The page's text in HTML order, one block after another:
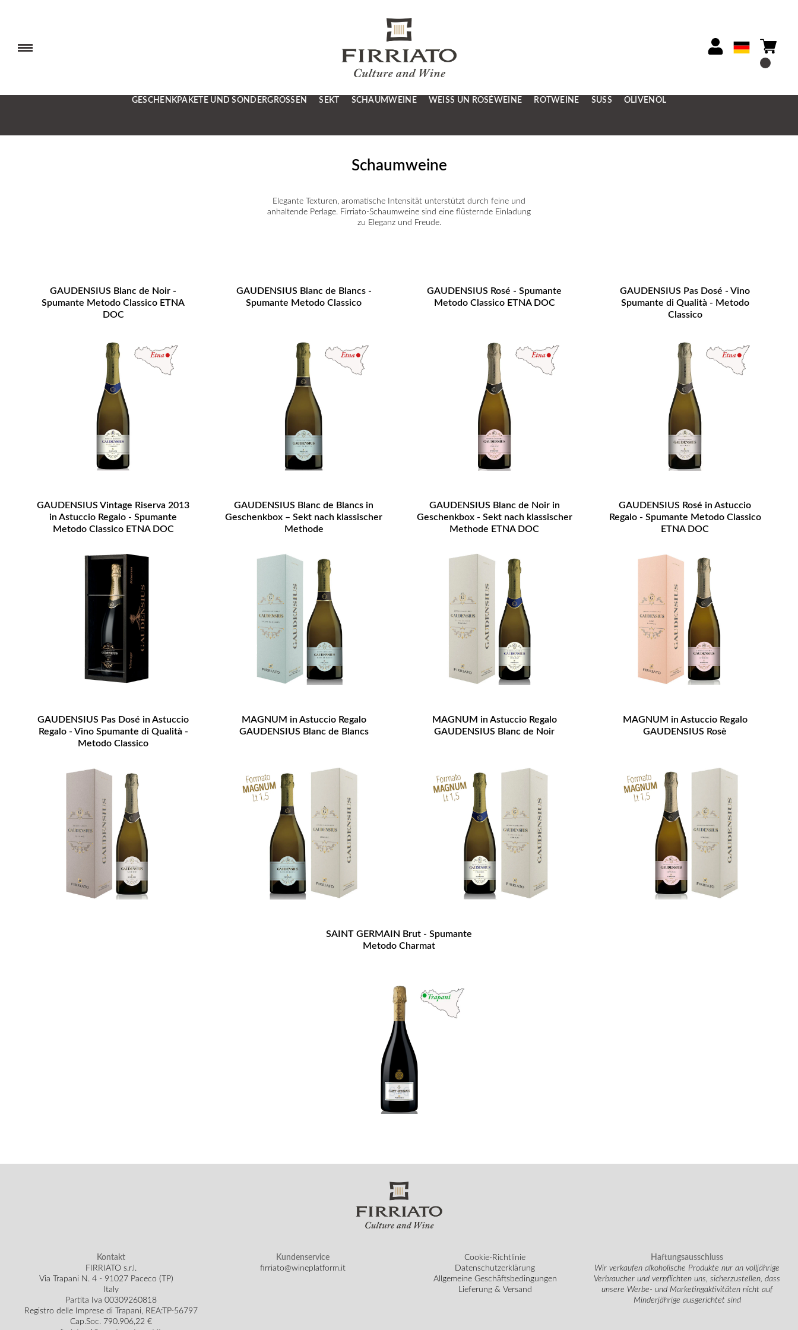
GESCHENKPAKETE UND SONDERGRÖSSEN SEKT SCHAUMWEINE WEISS UN ROSÉWEINE ROTWEINE SÜSS OLIVENÖL
Schaumweine
Elegante Texturen, aromatische Intensität unterstützt durch feine und
anhaltende Perlage. Firriato-Schaumweine sind eine flüsternde Einladung
zu Eleganz und Freude.
GAUDENSIUS Blanc de Noir -
Spumante Metodo Classico ETNA
DOC
GAUDENSIUS Blanc de Blancs -
Spumante Metodo Classico
GAUDENSIUS Rosé - Spumante
Metodo Classico ETNA DOC
GAUDENSIUS Pas Dosé - Vino
Spumante di Qualità - Metodo
Classico
GAUDENSIUS Vintage Riserva 2013
in Astuccio Regalo - Spumante
Metodo Classico ETNA DOC
GAUDENSIUS Blanc de Blancs in
Geschenkbox – Sekt nach klassischer
Methode
GAUDENSIUS Blanc de Noir in
Geschenkbox - Sekt nach klassischer
Methode ETNA DOC
GAUDENSIUS Rosé in Astuccio
Regalo - Spumante Metodo Classico
ETNA DOC
GAUDENSIUS Pas Dosé in Astuccio
Regalo - Vino Spumante di Qualità -
Metodo Classico
MAGNUM in Astuccio Regalo
GAUDENSIUS Blanc de Blancs
MAGNUM in Astuccio Regalo
GAUDENSIUS Blanc de Noir
MAGNUM in Astuccio Regalo
GAUDENSIUS Rosè
SAINT GERMAIN Brut - Spumante
Metodo Charmat
Kontakt
FIRRIATO s.r.l.
Via Trapani N. 4 - 91027 Paceco (TP)
Italy
Partita Iva 00309260818
Registro delle Imprese di Trapani, REA:TP-56797
Cap.Soc. 790.906,22 €
Kundenservice
firriato@wineplatform.it
Cookie-Richtlinie
Datenschutzerklärung
Allgemeine Geschäftsbedingungen
Lieferung & Versand
Haftungsausschluss
Wir verkaufen alkoholische Produkte nur an volljährige
Verbraucher und verpflichten uns, sicherzustellen, dass
unsere Werbe- und Marketingaktivitäten nicht auf
Minderjährige ausgerichtet sind